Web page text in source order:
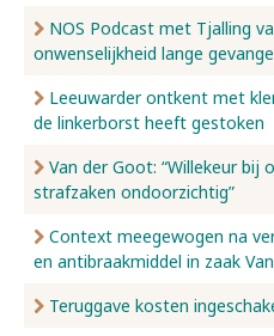
NOS Podcast met Tjalling
onwenselijkheid lange
Leeuwarder ontkent met
de linkerborst heeft gestoken
Van der Goot: “Willekeur bij
strafzaken ondoorzichtig”
Context meegewogen na
en antibraakmiddel in zaak
Teruggave kosten